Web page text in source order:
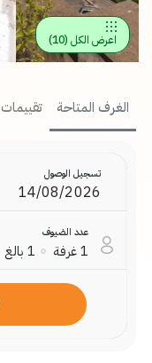
اعرض الكل (
10
)
الغرف المتاحة تقييمات
تسجيل الوصول
عدد الضيوف
1غرفة 1 بالغ